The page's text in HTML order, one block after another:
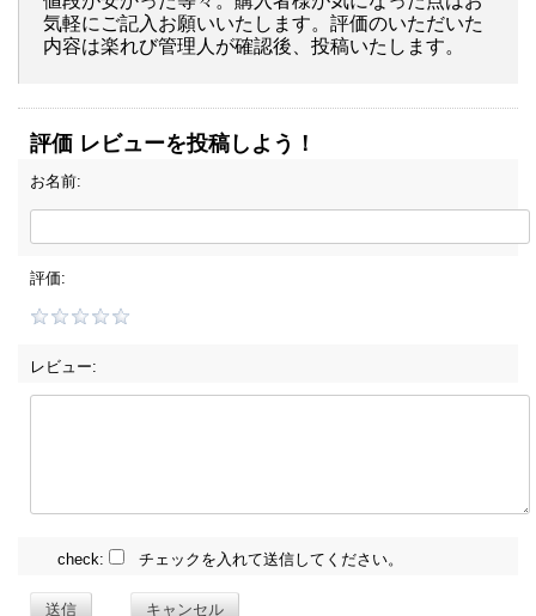
気軽にご記入お願いいたします。評価のいただいた
内容は楽れび管理人が確認後、投稿いたします。
評価 レビューを投稿しよう！
お名前:
評価:
レビュー:
check: チェックを入れて送信してください。
送信 キャンセル